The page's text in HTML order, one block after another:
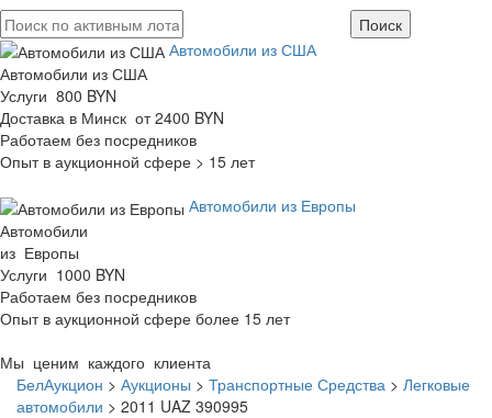
Автомобили из США
Автомобили из США
Услуги 800 BYN
Доставка в Минск от 2400 BYN
Работаем без посредников
Опыт в аукционной сфере > 15 лет
Автомобили из Европы
Автомобили
из Европы
Услуги 1000 BYN
Работаем без посредников
Опыт в аукционной сфере более 15 лет
Мы ценим каждого клиента
БелАукцион > Аукционы > Транспортные Средства > Легковые
автомобили > 2011 UAZ 390995